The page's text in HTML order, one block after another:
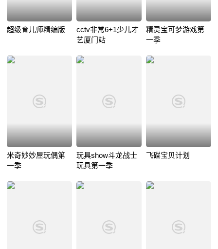
超级育儿师精编版
cctv非常6+1少儿才
艺厦门站
精灵宝可梦游戏第
一季
米奇妙妙屋玩偶第
一季
玩具show斗龙战士
玩具第一季
飞碟宝贝计划